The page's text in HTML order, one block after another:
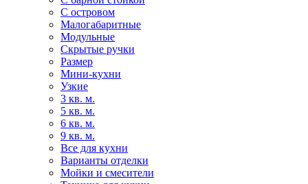
С островом
Малогабаритные
Модульные
Скрытые ручки
Размер
Мини-кухни
Узкие
3 кв. м.
5 кв. м.
6 кв. м.
9 кв. м.
Все для кухни
Варианты отделки
Мойки и смесители